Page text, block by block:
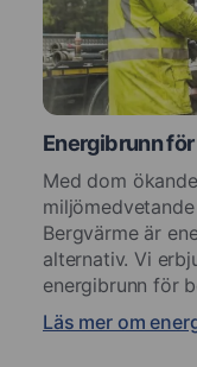
Energibrunn
Med dom
Bergvärme är
alternativ. Vi
energibrunn för
Läs mer om